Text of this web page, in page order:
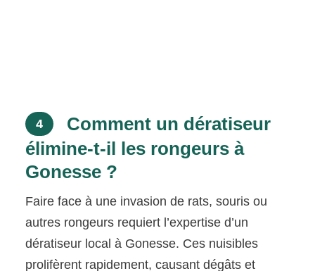
4
Comment un dératiseur
élimine-t-il les rongeurs à
Gonesse ?
Faire face à une invasion de rats, souris ou
autres rongeurs requiert l’expertise d’un
dératiseur local à Gonesse. Ces nuisibles
prolifèrent rapidement, causant dégâts et